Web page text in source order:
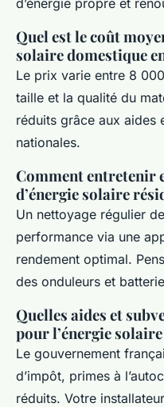
Quel est le coût
solaire domestique
Le prix varie entre 8
taille et la qualité du
réduits grâce aux aides
nationales.
Comment entretenir
d’énergie solaire
Un nettoyage régulier
performance via une
rendement optimal.
des onduleurs et
Quelles aides et
pour l’énergie
Le gouvernement
d’impôt, primes à
réduits. Votre